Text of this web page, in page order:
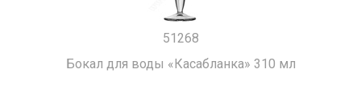
51268
Бокал для воды «Касабланка» 310 мл